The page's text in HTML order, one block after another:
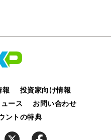
PWM simplify PCB
報
投資家向け情報
ース
お問い合わせ
ントの特典